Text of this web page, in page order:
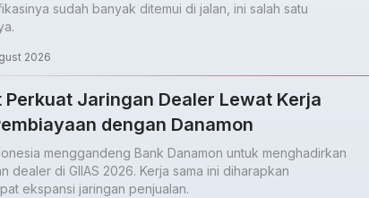
sudah banyak ditemui di jalan, ini salah satu
2026
Perkuat Jaringan Dealer Lewat Kerja
dengan Danamon
menggandeng Bank Danamon untuk menghadirkan
dealer di GIIAS 2026. Kerja sama ini diharapkan
ekspansi jaringan penjualan.